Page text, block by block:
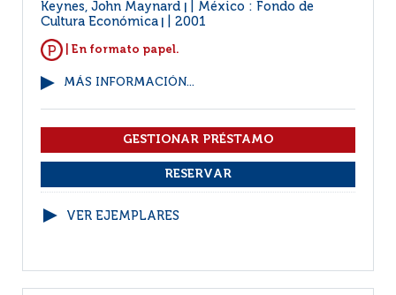
Keynes, John Maynard
México : Fondo de
Cultura Económica
2001
| En formato papel.
MÁS INFORMACIÓN...
VER EJEMPLARES